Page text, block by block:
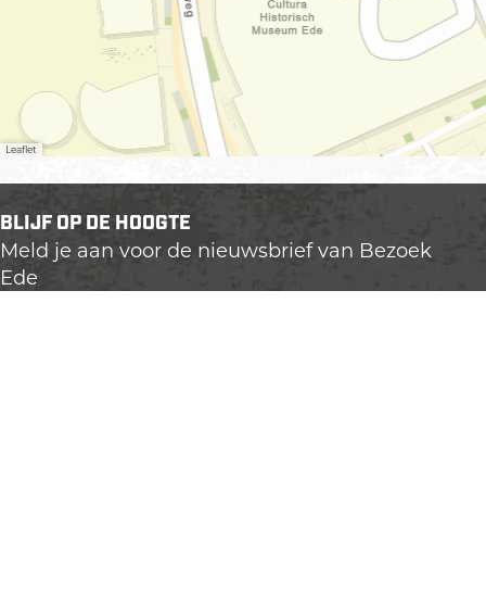
Leaflet
BLIJF OP DE HOOGTE
Meld je aan voor de nieuwsbrief van Bezoek
Ede